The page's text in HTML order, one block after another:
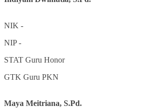
NIK -
NIP-
STAT Guru Honor
GTK Guru PKN
Maya Meitriana, S.Pd.